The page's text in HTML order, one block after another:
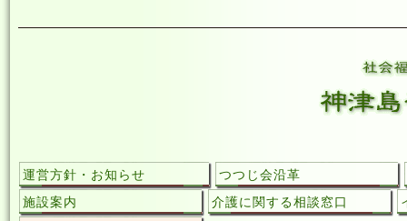
運営方針・お知らせ
つつじ会沿革
施設案内
介護に関する相談窓口